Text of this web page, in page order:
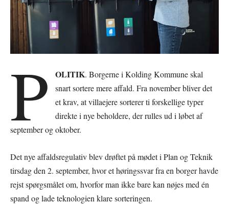
P OLITIK. Borgerne i Kolding Kommune skal
snart sortere mere affald. Fra november bliver det
et krav, at villaejere sorterer ti forskellige typer
direkte i nye beholdere, der rulles ud i løbet af
september og oktober.
Det nye affaldsregulativ blev drøftet på mødet i Plan og Teknik
tirsdag den 2. september, hvor et høringssvar fra en borger havde
rejst spørgsmålet om, hvorfor man ikke bare kan nøjes med én
spand og lade teknologien klare sorteringen.